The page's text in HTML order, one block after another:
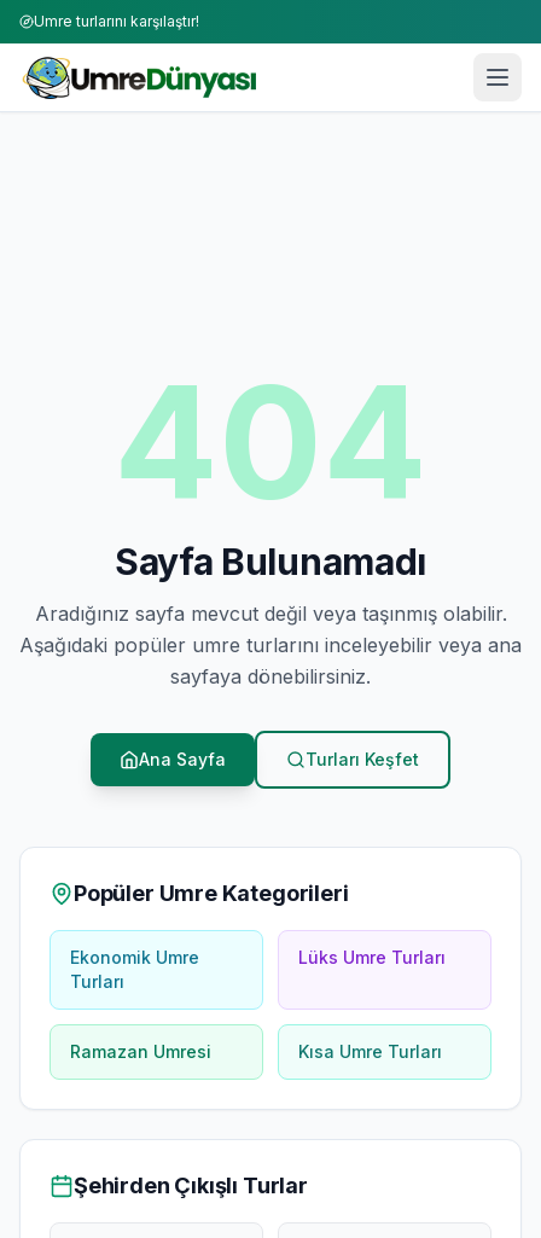
Umre turlarını karşılaştır!
404
Sayfa Bulunamadı
Aradığınız sayfa mevcut değil veya taşınmış olabilir.
Aşağıdaki popüler umre turlarını inceleyebilir veya ana
sayfaya dönebilirsiniz.
Ana Sayfa Turları Keşfet
Popüler Umre Kategorileri
Ekonomik Umre
Turları
Lüks Umre Turları
Ramazan Umresi Kısa Umre Turları
Şehirden Çıkışlı Turlar